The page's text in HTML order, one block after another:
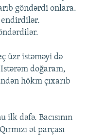
göndərdi onlara.
endirdilər.
üzr istəməyi də
doğaram,
hökm çıxarıb
ilk dəfə. Bacısının
ət parçası